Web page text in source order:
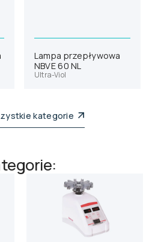
Lampa przepływowa
NBVE 60 NL
Ultra-Viol
kategorie